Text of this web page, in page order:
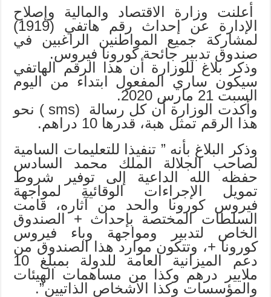
أعلنت وزارة الاقتصاد والمالية وإصلاح
الإدارة عن إحداث رقم هاتفي (1919)
لمشاركة جميع المواطنين الراغبين في
صندوق تدبير جائحة كورونا فيروس.
وذكر بلاغ للوزارة أن هذا الرقم الهاتفي
سيكون ساري المفعول ابتداء من اليوم
السبت 21 مارس 2020.
وأكدت الوزارة أن كل رسالة (sms ) نحو
هذا الرقم تمثل هبة، قدرها 10 دراهم.
وذكر البلاغ بأنه ” تنفيذا للتعليمات السامية
لصاحب الجلالة الملك محمد السادس
حفظه الله الداعية إلى توفير شروط
تمويل الإجراءات الوقائية لمواجهة
فيروس كورونا والحد من آثاره، قامت
السلطات المختصة بإحداث + الصندوق
الخاص لتدبير ومواجهة وباء فيروس
كورونا +، وتتكون موارد هذا الصندوق من
دعم الميزانية العامة للدولة بمبلغ 10
ملايير درهم وكذا من مساهمات الهيئات
والمؤسسات وكذا الأشخاص الذاتيين”.